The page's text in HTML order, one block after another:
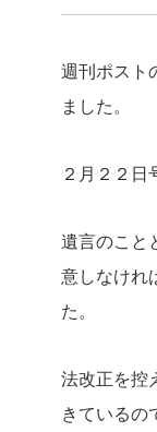
週刊ポスト
ました。
２月２２日
遺言のこと
意しなけれ
た。
法改正を控
きているの